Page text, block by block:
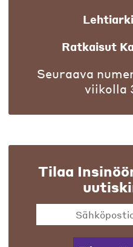
Ratkaisut
Seuraava
viikolla
Tilaa